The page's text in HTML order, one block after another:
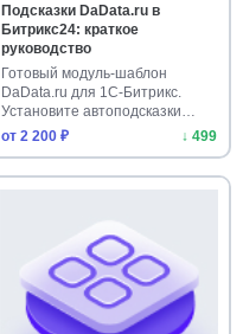
Подсказки DaData.ru в
Битрикс24: краткое
руководство
Готовый модуль-шаблон
DaData.ru для 1С-Битрикс.
Установите автоподсказки
адресов…
от 2 200 ₽ ↓ 499